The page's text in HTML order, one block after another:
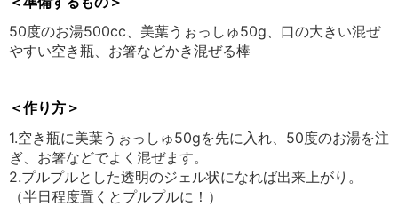
50度のお湯500cc、美葉うぉっしゅ50g、口の大きい混ぜ
やすい空き瓶、お箸などかき混ぜる棒
＜作り方＞
1.空き瓶に美葉うぉっしゅ50gを先に入れ、50度のお湯を注
ぎ、お箸などでよく混ぜます。
2.プルプルとした透明のジェル状になれば出来上がり。
（半日程度置くとプルプルに！）